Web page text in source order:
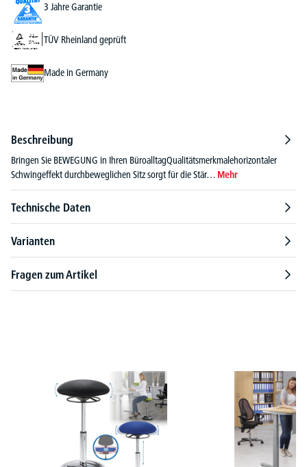
3 Jahre Garantie
TÜV Rheinland geprüft
Made in Germany
Beschreibung
Bringen Sie BEWEGUNG in Ihren BüroalltagQualitätsmerkmalehorizontaler
Schwingeffekt durchbeweglichen Sitz sorgt für die Stär… Mehr
Technische Daten
Varianten
Fragen zum Artikel